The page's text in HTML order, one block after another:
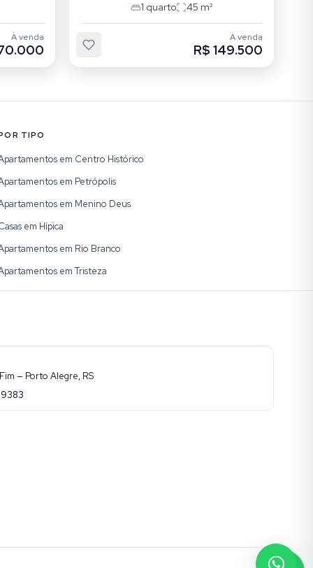
À venda
1 quarto 45 m²
À venda
R$ 149.500
TIPO
em Centro Histórico
em Petrópolis
em Menino Deus
em Hípica
em Rio Branco
em Tristeza
— Porto Alegre, RS